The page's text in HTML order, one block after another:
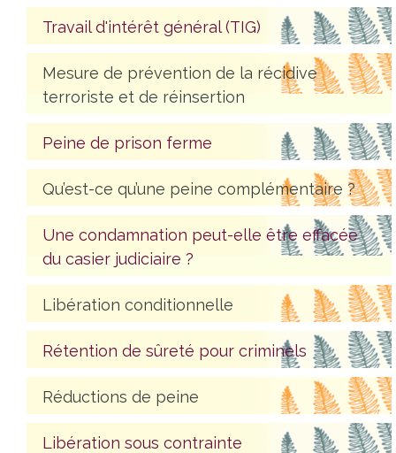
Travail d'intérêt général (TIG)
Mesure de prévention de la récidive
terroriste et de réinsertion
Peine de prison ferme
Qu’est-ce qu’une peine complémentaire ?
Une condamnation peut-elle être effacée
du casier judiciaire ?
Libération conditionnelle
Rétention de sûreté pour criminels
Réductions de peine
Libération sous contrainte